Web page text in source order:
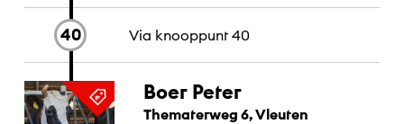
kleinfruit en een prachtige
bloemenzee geteeld. Kom oogsten
of pluk prachtige...
40 Via knooppunt 40
Boer Peter
Thematerweg 6, Vleuten